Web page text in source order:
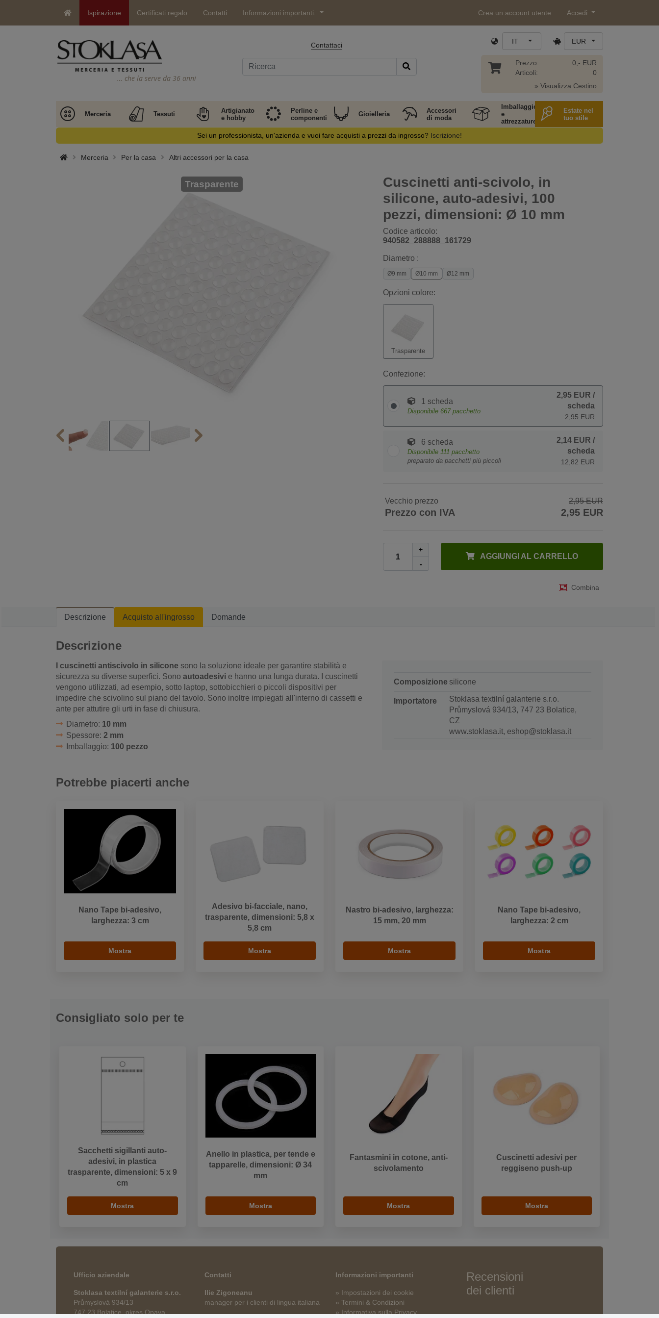
Ispirazione Certificati regalo Contatti Informazioni importanti: Crea un account utente Accedi
… che la serve da 36 anni
Contattaci IT EUR
Prezzo:
Articoli:
0,- EUR
0
» Visualizza Cestino
Merceria Tessuti
Artigianato
e hobby
Perline e
componenti
Gioielleria
Accessori
di moda
Imballaggio
e
attrezzature
Estate nel
tuo stile
Sei un professionista, un'azienda e vuoi fare acquisti a prezzi da ingrosso? Iscrizione!
Merceria Per la casa Altri accessori per la casa
Cuscinetti anti-scivolo, in
silicone, auto-adesivi, 100
pezzi, dimensioni: Ø 10 mm
Codice articolo:
940582_288888_161729
Trasparente
Diametro :
Ø9 mm Ø10 mm Ø12 mm
Opzioni colore:
Trasparente
Confezione:
1 scheda
Disponibile 667 pacchetto
2,95 EUR /
scheda
2,95 EUR
6 scheda
Disponibile 111 pacchetto
preparato da pacchetti più piccoli
2,14 EUR /
scheda
12,82 EUR
Vecchio prezzo 2,95 EUR
Prezzo con IVA 2,95 EUR
+
-
AGGIUNGI AL CARRELLO
Combina
Descrizione Acquisto all'ingrosso Domande
Descrizione
I cuscinetti antiscivolo in silicone sono la soluzione ideale per garantire stabilità e
sicurezza su diverse superfici. Sono autoadesivi e hanno una lunga durata. I cuscinetti
vengono utilizzati, ad esempio, sotto laptop, sottobicchieri o piccoli dispositivi per
impedire che scivolino sul piano del tavolo. Sono inoltre impiegati all'interno di cassetti e
ante per attutire gli urti in fase di chiusura.
Diametro: 10 mm
Spessore: 2 mm
Imballaggio: 100 pezzo
Composizione silicone
Importatore
Stoklasa textilní galanterie s.r.o.
Průmyslová 934/13, 747 23 Bolatice,
CZ
www.stoklasa.it, eshop@stoklasa.it
Potrebbe piacerti anche
Nano Tape bi-adesivo,
larghezza: 3 cm
Mostra
Adesivo bi-facciale, nano,
trasparente, dimensioni: 5,8 x
5,8 cm
Mostra
Nastro bi-adesivo, larghezza:
15 mm, 20 mm
Mostra
Nano Tape bi-adesivo,
larghezza: 2 cm
Mostra
Consigliato solo per te
Sacchetti sigillanti auto-
adesivi, in plastica
trasparente, dimensioni: 5 x 9
cm
Mostra
Anello in plastica, per tende e
tapparelle, dimensioni: Ø 34
mm
Mostra
Fantasmini in cotone, anti-
scivolamento
Mostra
Cuscinetti adesivi per
reggiseno push-up
Mostra
Ufficio aziendale
Stoklasa textilní galanterie s.r.o.
Průmyslová 934/13
747 23 Bolatice, okres Opava
Contatti
Ilie Zigoneanu
manager per i clienti di lingua italiana
Informazioni importanti
» Impostazioni dei cookie
» Termini & Condizioni
» Informativa sulla Privacy
Recensioni
dei clienti